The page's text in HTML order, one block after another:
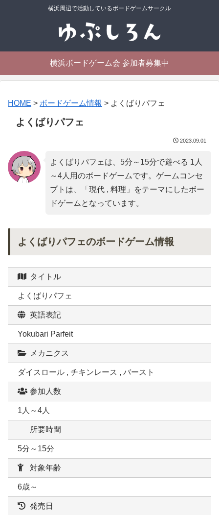
横浜周辺で活動しているボードゲームサークル
横浜ボードゲーム会 参加者募集中
HOME > ボードゲーム情報 > よくばりパフェ
よくばりパフェ
2023.09.01
よくばりパフェは、5分～15分で遊べる 1人
～4人用のボードゲームです。ゲームコンセ
プトは、「 現代 , 料理 」をテーマにしたボー
ドゲームとなっています。
よくばりパフェのボードゲーム情報
タイトル
よくばりパフェ
英語表記
Yokubari Parfeit
メカニクス
ダイスロール , チキンレース , バースト
参加人数
1人～4人
所要時間
5分～15分
対象年齢
6歳～
発売日